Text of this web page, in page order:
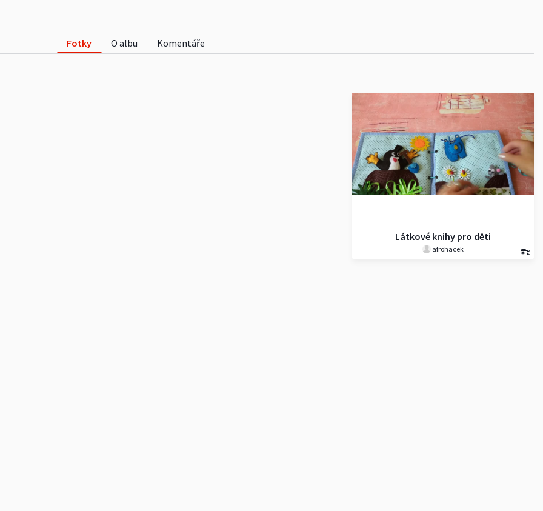
Fotky O albu Komentáře
Látkové knihy pro dēti
afrohacek